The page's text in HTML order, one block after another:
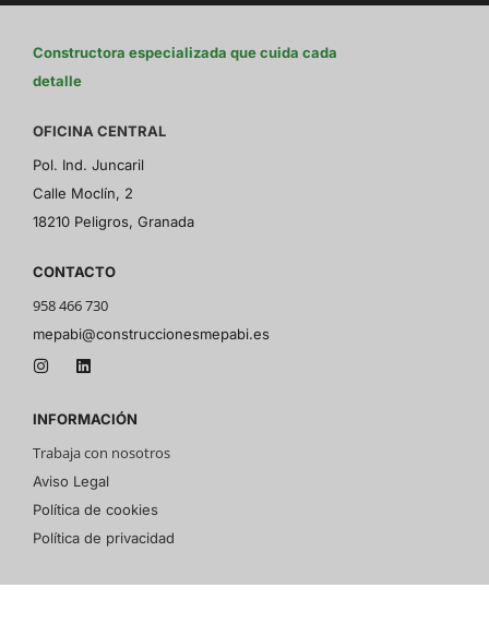
Constructora especializada que cuida cada
detalle
OFICINA CENTRAL
Pol. Ind. Juncaril
Calle Moclín, 2
18210 Peligros, Granada
CONTACTO
958 466 730
mepabi@construccionesmepabi.es
INFORMACIÓN
Trabaja con nosotros
Aviso Legal
Política de cookies
Política de privacidad